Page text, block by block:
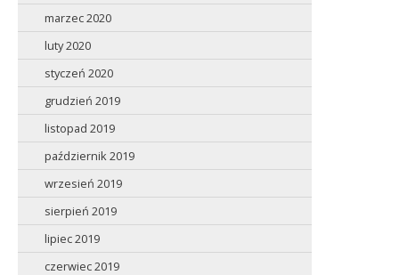
marzec 2020
luty 2020
styczeń 2020
grudzień 2019
listopad 2019
październik 2019
wrzesień 2019
sierpień 2019
lipiec 2019
czerwiec 2019